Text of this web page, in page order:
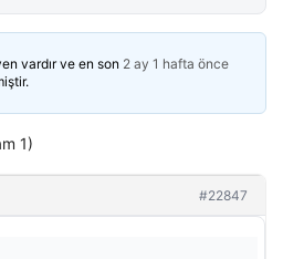
vardır ve en son 2 ay 1 hafta önce
1)
#22847